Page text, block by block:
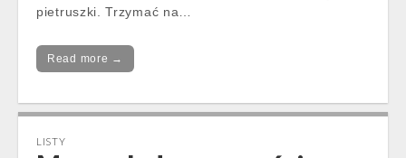
pietruszki. Trzymać na…
Read more →
LISTY